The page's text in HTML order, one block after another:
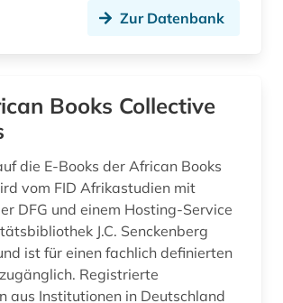
dunhuang-handschriften (1)
e-learning (1)
eblaitisch (1)
Zur Datenbank
Books Collective
die E-Books der African Books
vom FID Afrikastudien mit
DFG und einem Hosting-Service
J.C. Senckenberg
ist für einen fachlich definierten
Registrierte
aus Institutionen in Deutschland